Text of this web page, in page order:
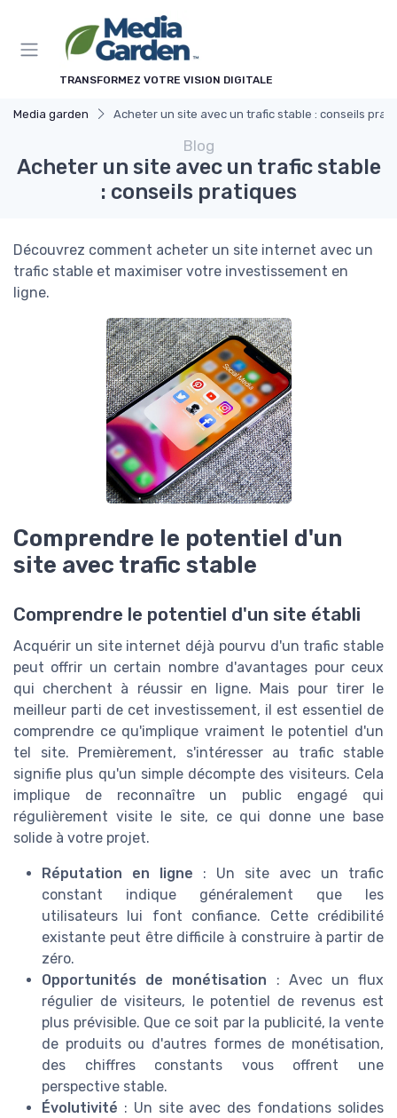
TRANSFORMEZ VOTRE VISION DIGITALE
Media garden Acheter un site avec un trafic stable : conseils
Blog
Acheter un site avec un trafic stable
: conseils pratiques
Découvrez comment acheter un site internet avec un
trafic stable et maximiser votre investissement en
ligne.
Comprendre le potentiel d'un
site avec trafic stable
Comprendre le potentiel d'un site établi
Acquérir un site internet déjà pourvu d'un trafic stable
peut offrir un certain nombre d'avantages pour ceux
qui cherchent à réussir en ligne. Mais pour tirer le
meilleur parti de cet investissement, il est essentiel de
comprendre ce qu'implique vraiment le potentiel d'un
tel site. Premièrement, s'intéresser au trafic stable
signifie plus qu'un simple décompte des visiteurs. Cela
implique de reconnaître un public engagé qui
régulièrement visite le site, ce qui donne une base
solide à votre projet.
Réputation en ligne : Un site avec un trafic
constant indique généralement que les
utilisateurs lui font confiance. Cette crédibilité
existante peut être difficile à construire à partir de
zéro.
Opportunités de monétisation : Avec un flux
régulier de visiteurs, le potentiel de revenus est
plus prévisible. Que ce soit par la publicité, la vente
de produits ou d'autres formes de monétisation,
des chiffres constants vous offrent une
perspective stable.
Évolutivité : Un site avec des fondations solides